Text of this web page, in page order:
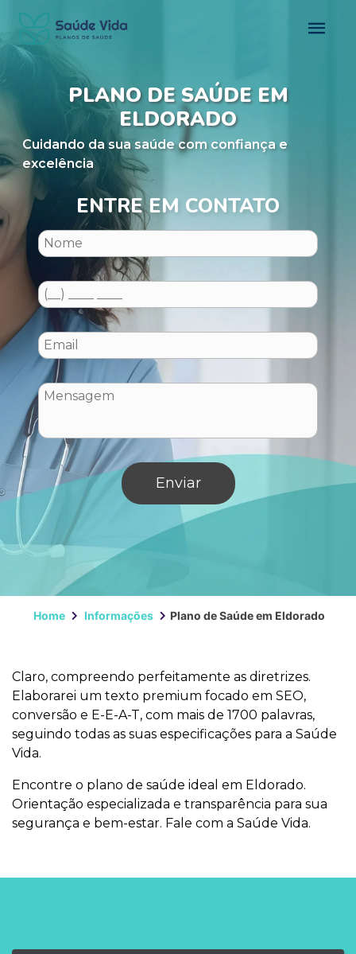
PLANO DE SAÚDE EM
ELDORADO
Cuidando da sua saúde com confiança e
excelência
ENTRE EM CONTATO
Home Informações Plano de Saúde em Eldorado
Claro, compreendo perfeitamente as diretrizes.
Elaborarei um texto premium focado em SEO,
conversão e E-E-A-T, com mais de 1700 palavras,
seguindo todas as suas especificações para a Saúde
Vida.
Encontre o plano de saúde ideal em Eldorado.
Orientação especializada e transparência para sua
segurança e bem-estar. Fale com a Saúde Vida.